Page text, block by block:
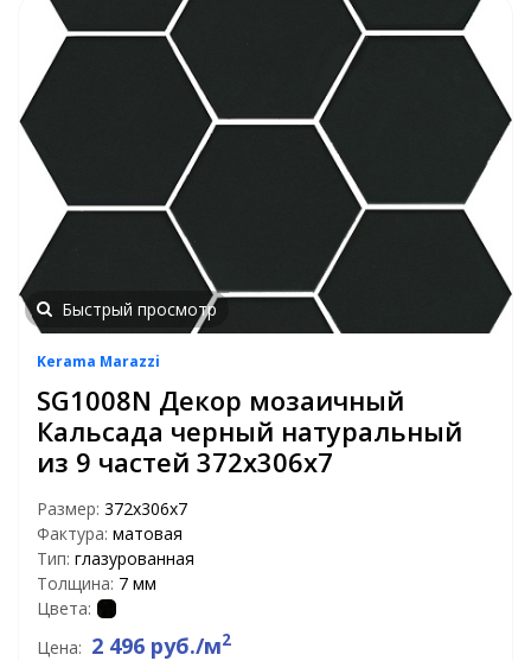
Быстрый просмотр
Kerama Marazzi
SG1008N Декор мозаичный
Кальсада черный натуральный
из 9 частей 372х306х7
Размер: 372х306х7
Фактура: матовая
Тип: глазурованная
Толщина: 7 мм
Цвета:
Цена: 2 496 руб./м2